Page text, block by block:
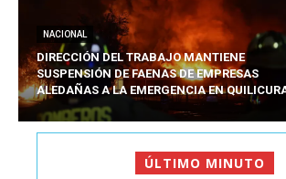
NACIONAL
DIRECCIÓN DEL TRABAJO MANTIENE
SUSPENSIÓN DE FAENAS DE EMPRESAS
ALEDAÑAS A LA EMERGENCIA EN
ÚLTIMO MINUTO